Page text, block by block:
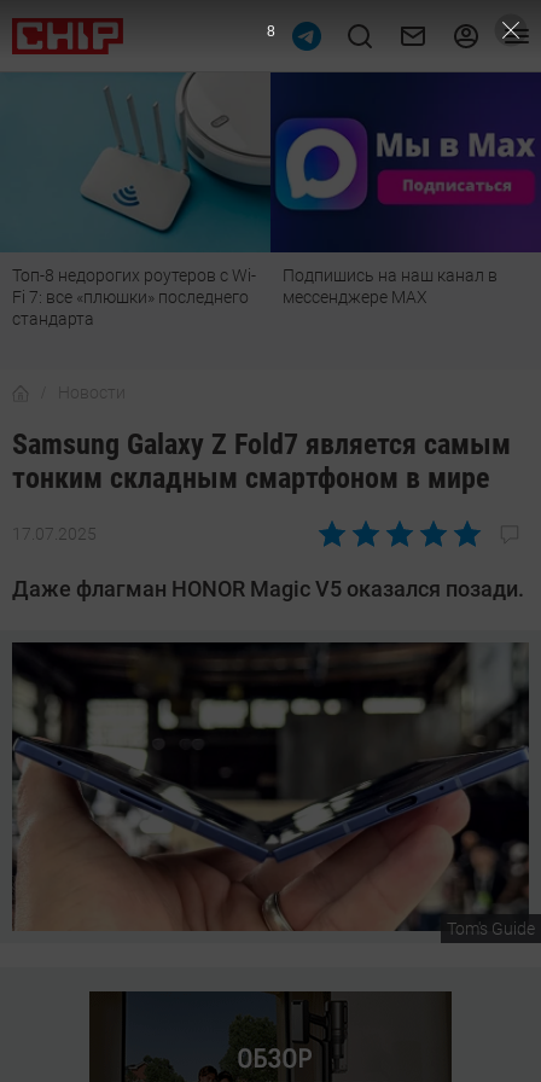
Топ-8 недорогих роутеров с Wi-
Fi 7: все «плюшки» последнего
стандарта
Подпишись на наш канал в
мессенджере МАХ
Новости
Samsung Galaxy Z Fold7 является самым
тонким складным смартфоном в мире
17.07.2025
Автор:
Калашников
Даже флагман HONOR Magic V5 оказался позади.
Tom's Guide
7